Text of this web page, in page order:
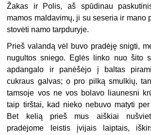
Žakas ir Polis, aš spūdinau
mamos maldavimų, ji su seseria ir mano
stovėti namo tarpduryje.
Prieš valandą vėl buvo pradėję snigti,
nugultos sniego. Eglės linko nuo šito
apdangalo ir panėšėjo į baltas
cukraus galvas; o pro pilką smulkių,
tamsoje vos ne vos bolavo liaunesni
taip tirštai, kad nieko nebuvo matyti
Bet kelią prieš mus aiškiai
pradėjome leistis įvijais laiptais,